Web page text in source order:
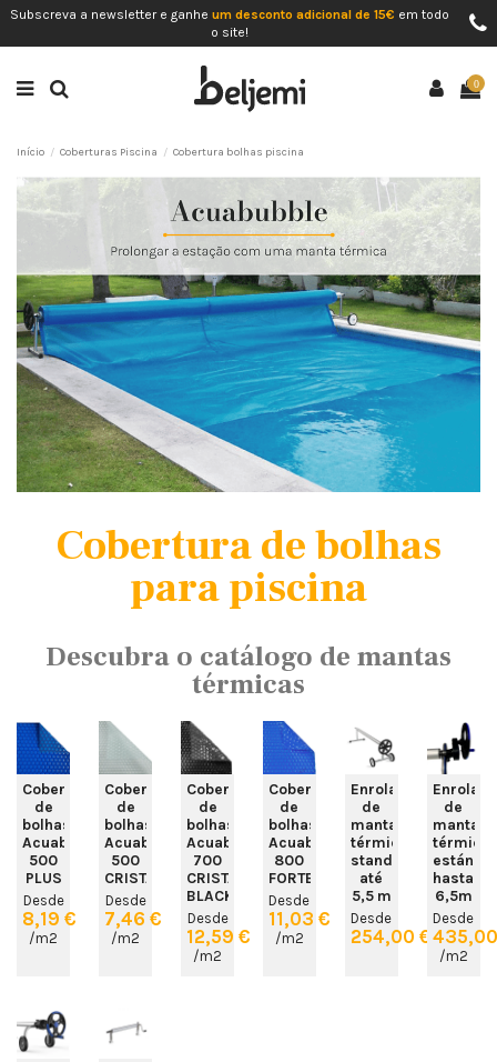
Subscreva a newsletter e ganhe um desconto adicional de 15€ em todo
o site!
0
Início Coberturas Piscina Cobertura bolhas piscina
Cobertura de bolhas
para piscina
Descubra o catálogo de mantas
térmicas
Cobertura
de
bolhas
Acuabubble
500
PLUS
Desde
8,19 €
/m2
Cobertura
de
bolhas
Acuabubble
500
CRISTAL
Desde
7,46 €
/m2
Cobertura
de
bolhas
Acuabubble
700
CRISTAL
BLACK
Desde
12,59 €
/m2
Cobertura
de
bolhas
Acuabubble
800
FORTE
Desde
11,03 €
/m2
Enrolador
de
manta
térmica
standard
até
5,5 m
Desde
254,00 €
de
manta
térmica
hasta
6,5m
Desde
/m2